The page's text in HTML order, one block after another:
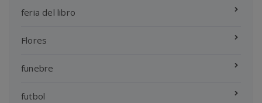
feria del libro
Flores
funebre
futbol